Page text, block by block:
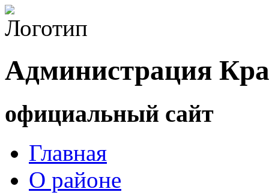
Администрация
официальный сайт
Главная
О районе